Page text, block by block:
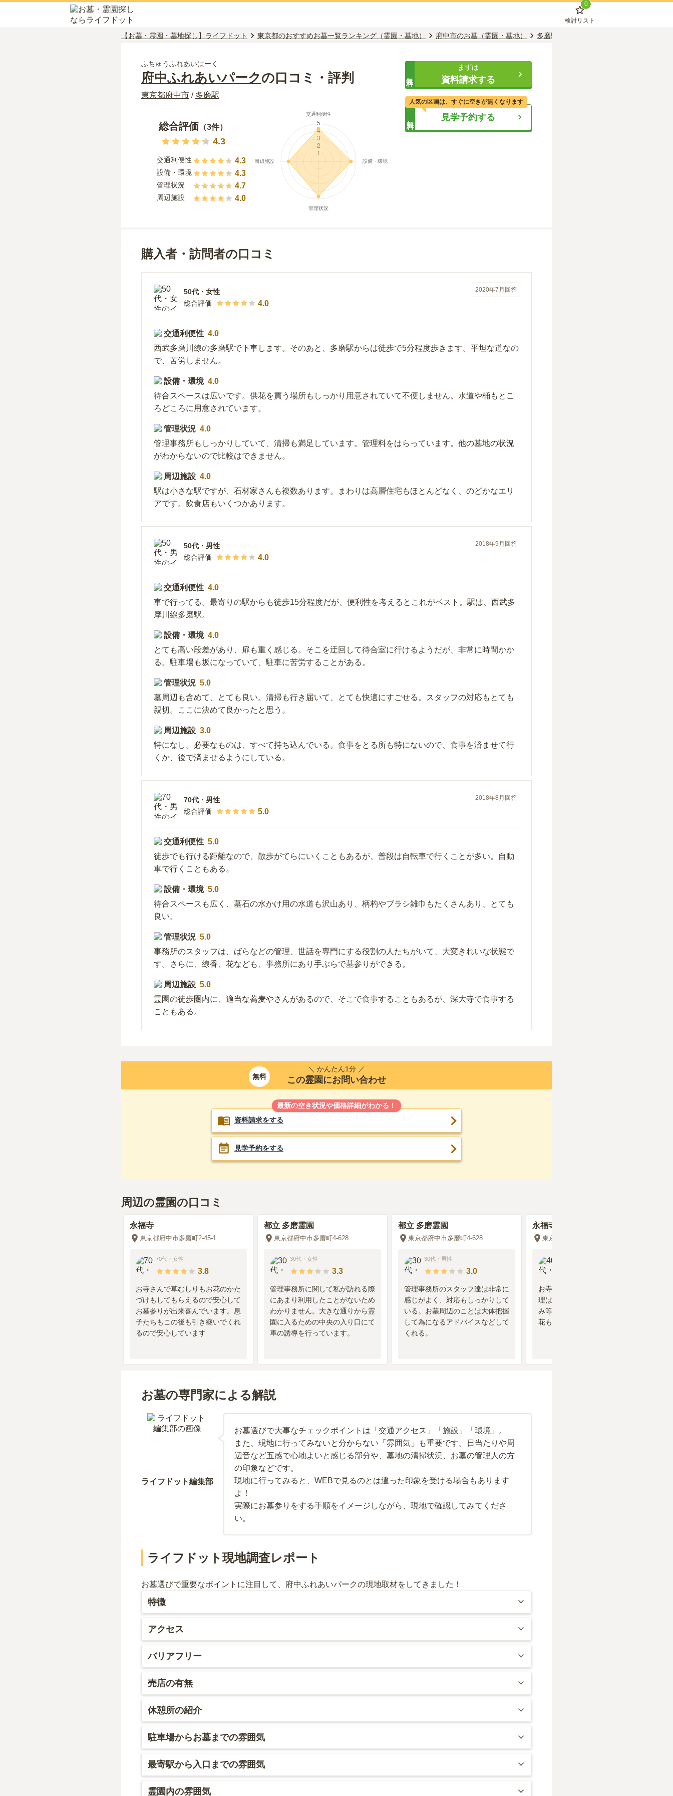
0
検討リスト
【お墓・霊園・墓地探し】ライフドット 東京都のおすすめお墓一覧ランキング（霊園・墓地） 府中市のお墓（霊園・墓地） 多磨駅のお墓（霊園・墓地）
ふちゅうふれあいぱーく
府中ふれあいパークの口コミ・評判
東京都府中市 / 多磨駅
総合評価 （3件）
4.3
交通利便性 4.3
設備・環境 4.3
管理状況 4.7
周辺施設 4.0
まずは
資料請求する
見学予約する
人気の区画は、すぐに空きが無くなります
購入者・訪問者の口コミ
2020年7月 回答
50代 ・ 女性
総合評価
4.0
交通利便性 4.0
西武多磨川線の多磨駅で下車します。そのあと、多磨駅からは徒歩で5分程度歩きます。平坦な道なの
で、苦労しません。
設備・環境 4.0
待合スペースは広いです。供花を買う場所もしっかり用意されていて不便しません。水道や桶もとこ
ろどころに用意されています。
管理状況 4.0
管理事務所もしっかりしていて、清掃も満足しています。管理料をはらっています。他の墓地の状況
がわからないので比較はできません。
周辺施設 4.0
駅は小さな駅ですが、石材家さんも複数あります。まわりは高層住宅もほとんどなく、のどかなエリ
アです。飲食店もいくつかあります。
2018年9月 回答
50代 ・ 男性
総合評価
4.0
交通利便性 4.0
車で行ってる。最寄りの駅からも徒歩15分程度だが、便利性を考えるとこれがベスト。駅は、西武多
摩川線多磨駅。
設備・環境 4.0
とても高い段差があり、扉も重く感じる。そこを迂回して待合室に行けるようだが、非常に時間かか
る。駐車場も坂になっていて、駐車に苦労することがある。
管理状況 5.0
墓周辺も含めて、とても良い。清掃も行き届いて、とても快適にすごせる。スタッフの対応もとても
親切。ここに決めて良かったと思う。
周辺施設 3.0
特になし。必要なものは、すべて持ち込んでいる。食事をとる所も特にないので、食事を済ませて行
くか、後で済ませるようにしている。
2018年8月 回答
70代 ・ 男性
総合評価
5.0
交通利便性 5.0
徒歩でも行ける距離なので、散歩がてらにいくこともあるが、普段は自転車で行くことが多い。自動
車で行くこともある。
設備・環境 5.0
待合スペースも広く、墓石の水かけ用の水道も沢山あり、柄杓やブラシ雑巾もたくさんあり、とても
良い。
管理状況 5.0
事務所のスタッフは、ばらなどの管理、世話を専門にする役割の人たちがいて、大変きれいな状態で
す。さらに、線香、花なども、事務所にあり手ぶらで墓参りができる。
周辺施設 5.0
霊園の徒歩圏内に、適当な蕎麦やさんがあるので、そこで食事することもあるが、深大寺で食事する
こともある。
無料
＼ かんたん1分 ／
この霊園にお問い合わせ
最新の空き状況や価格詳細がわかる！
資料請求をする
見学予約をする
周辺の霊園の口コミ
永福寺
東京都府中市多磨町2-45-1
70代 ・ 女性
3.8
お寺さんで草むしりもお花のかた
づけもしてもらえるので安心して
お墓参りが出来喜んでいます。息
子たちもこの後も引き継いでくれ
るので安心しています
都立 多磨霊園
東京都府中市多磨町4-628
30代 ・ 女性
3.3
管理事務所に関して私が訪れる際
にあまり利用したことがないため
わかりません。大きな通りから霊
園に入るための中央の入り口にて
車の誘導を行っています。
都立 多磨霊園
東京都府中市多磨町4-628
30代 ・ 男性
3.0
管理事務所のスタッフ達は非常に
感じがよく、対応もしっかりして
いる。お墓周辺のことは大体把握
して為になるアドバイスなどして
くれる。
永福寺
東京都府中市多磨町2-45-1
お寺付属なのできちんと掃除や管
理はされている。いつ行ってもご
み等は落ちていなくきれい。蓮の
花もきれいでよい
お墓の専門家による解説
ライフドット編集部
お墓選びで大事なチェックポイントは「交通アクセス」「施設」「環境」。
また、現地に行ってみないと分からない「雰囲気」も重要です。日当たりや周
辺音など五感で心地よいと感じる部分や、墓地の清掃状況、お墓の管理人の方
の印象などです。
現地に行ってみると、WEBで見るのとは違った印象を受ける場合もあります
よ！
実際にお墓参りをする手順をイメージしながら、現地で確認してみてくださ
い。
ライフドット現地調査レポート
お墓選びで重要なポイントに注目して、府中ふれあいパークの現地取材をしてきました！
特徴
閑静な住宅街の中にある、欧風庭園のような霊園です。避暑地のカフェのような外観の管理棟が印象的で、
園内には異国情緒あふれる噴水があるなど、外国の庭園を散策しているような気分でお参りできます。
アクセス
多磨駅から徒歩で7、8分で到着します。霊園までの道は歩きやすく、平坦な道が続き、霊園に行く途中の人
見街道にも歩道が設置されています。霊園は閑静な住宅街の中にあり、周辺の交通量は少ないです。また、
と霊園に到着します。霊園の向かいには学校（アメリカンスクールインジャパン）のグラウンドがあります
ので、迷わずに到着することができます。
バリアフリー
園内はバリアフリーとなっていて、段差がありません。そのため、車いすや杖を利用する場合も移動しやす
いです。また、通路も広く作られています。
売店の有無
管理棟には売店があり、花や線香などが売られています。最寄りの多磨駅のすぐそばにはコンビニエンスス
トアがあり、こちらには線香やローソクが売られています。なお、この周辺には多磨霊園があることから石
休憩所の紹介
瀟洒な作りの管理棟の中に、休憩所があります。冷暖房完備で、まるでカフェのような作りとなっており、
テーブルや椅子も多数用意されていて、ゆっくり過ごすことができます。また、霊園の中にはウッドデッキ
駐車場からお墓までの雰囲気
管理棟を挟むような形で駐車場が3か所用意されています。1つの駐車場からは直接霊園に入ることができま
す。他の駐車場の場合も、霊園の入口に近く、平坦な道が続いているため、車や椅子を利用する場合も入口
最寄駅から入口までの雰囲気
多磨霊園があることから、周辺は石材店が多いのが特徴です。また、近くには野川公園や武蔵野の森公園な
霊園内の雰囲気